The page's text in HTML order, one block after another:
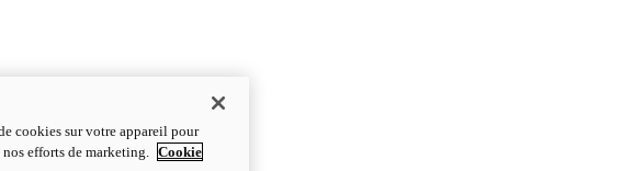
cookies sur votre appareil pour
efforts de marketing. Cookie